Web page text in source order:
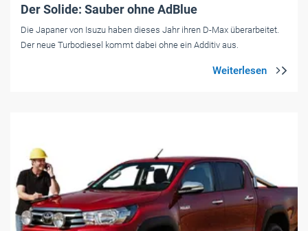
Der Solide: Sauber ohne AdBlue
Die Japaner von Isuzu haben dieses Jahr ihren D-Max überarbeitet.
Der neue Turbodiesel kommt dabei ohne ein Additiv aus.